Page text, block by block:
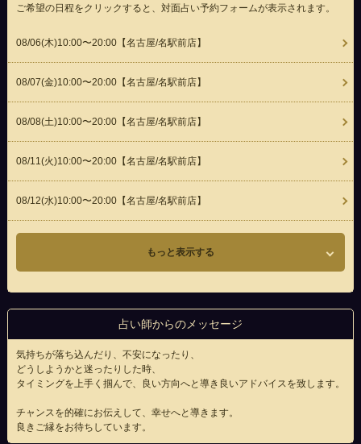
ご希望の日程をクリックすると、対面占い予約フォームが表示されます。
08/06(木)10:00〜20:00【名古屋/名駅前店】
08/07(金)10:00〜20:00【名古屋/名駅前店】
08/08(土)10:00〜20:00【名古屋/名駅前店】
08/11(火)10:00〜20:00【名古屋/名駅前店】
08/12(水)10:00〜20:00【名古屋/名駅前店】
もっと表示する
占い師からのメッセージ
気持ちが落ち込んだり、不安になったり、
どうしようかと迷ったりした時、
タイミングを上手く掴んで、良い方向へと導き良いアドバイスを致します。
チャンスを的確にお伝えして、幸せへと導きます。
良きご縁をお待ちしています。